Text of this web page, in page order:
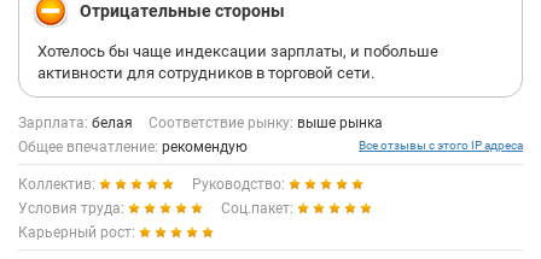
Отрицательные стороны
Хотелось бы чаще индексации зарплаты, и побольше
активности для сотрудников в торговой сети.
Зарплата: белая Соответствие рынку: выше рынка
Общее впечатление: рекомендую Все отзывы с этого IP адреса
Коллектив:
Руководство:
Условия труда:
Соц.пакет:
Карьерный рост: